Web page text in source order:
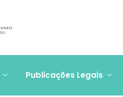
Publicações Legais